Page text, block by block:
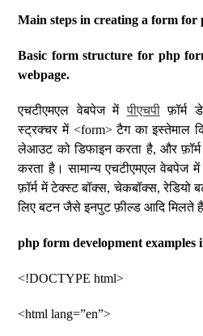
Main steps in creating a form
Basic form structure for php
webpage.
एचटीएमएल वेबपेज मेंपीएचपीफ़ॉर्म
स्ट्रक्चर में <form> टैग का इस्तेमाल
लेआउट को डिफाइन करता है, और
करता है। सामान्य एचटीएमएल वेबपेज
फ़ॉर्म में टेक्स्ट बॉक्स, चेकबॉक्स, रेडियो
लिए बटन जैसे इनपुट फ़ील्ड आदि मिलते
php form development
<!DOCTYPE html>
<html lang=”en”>